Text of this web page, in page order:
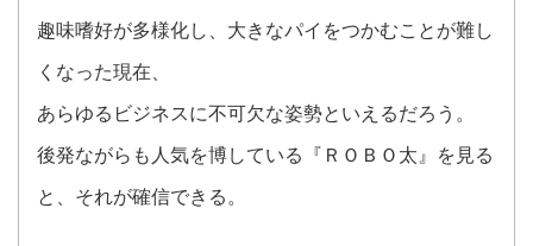
趣味嗜好が多様化し、大きなパイをつかむことが難し
くなった現在、
あらゆるビジネスに不可欠な姿勢といえるだろう。
後発ながらも人気を博している『ＲＯＢＯ太』を見る
と、それが確信できる。